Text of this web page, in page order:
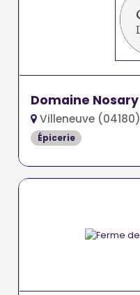
Domaine Nosary
Villeneuve (04180)
Épicerie